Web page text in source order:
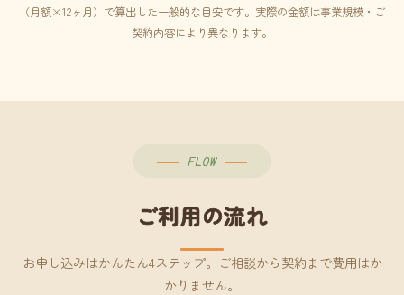
（月額×12ヶ月）で算出した一般的な目安です。実際の金額は事業規模・ご
契約内容により異なります。
FLOW
ご利用の流れ
お申し込みはかんたん4ステップ。ご相談から契約まで費用はか
かりません。